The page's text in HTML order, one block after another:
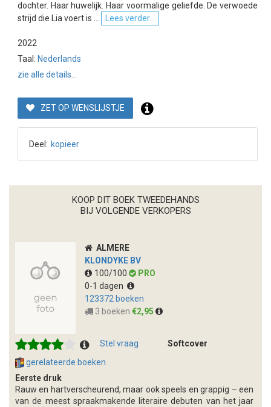
dochter. Haar huwelijk. Haar voormalige geliefde. De verwoede
strijd die Lia voert is ...
Lees verder...
2022
Taal: Nederlands
zie alle details...
ZET OP WENSLIJSTJE
Deel: kopieer
KOOP DIT BOEK TWEEDEHANDS
BIJ VOLGENDE VERKOPERS
ALMERE
KLONDYKE BV
100/100
PRO
0-1 dagen
123372 boeken
3 boeken €2,95
Stel vraag
Softcover
gerelateerde boeken
Eerste druk
Rauw en hartverscheurend, maar ook speels en grappig – een
van de meest spraakmakende literaire debuten van het jaar